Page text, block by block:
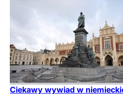
Ciekawy wywiad w